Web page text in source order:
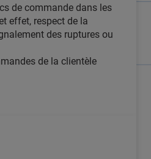
de commande dans les
effet, respect de la
des ruptures ou
de la clientèle